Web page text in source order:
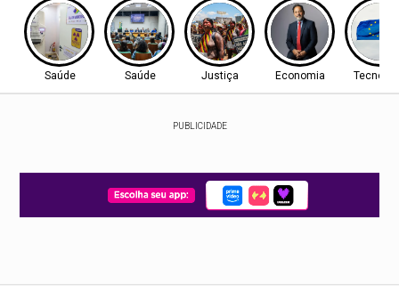
Saúde Saúde Justiça Economia
PUBLICIDADE